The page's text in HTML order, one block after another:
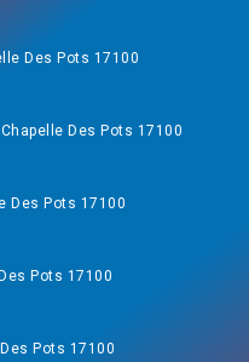
Des Pots 17100
Des Pots 17100
Des Pots 17100
Pots 17100
Pots 17100